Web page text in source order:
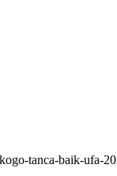
tanca-baik-ufa-